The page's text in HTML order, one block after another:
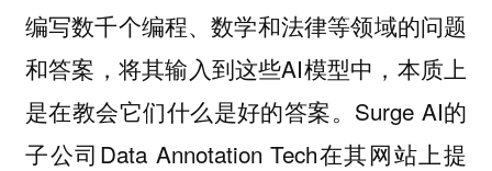
编写数千个编程、数学和法律等领域的问题
和答案，将其输入到这些AI模型中，本质上
是在教会它们什么是好的答案。Surge AI的
子公司Data Annotation Tech在其网站上提